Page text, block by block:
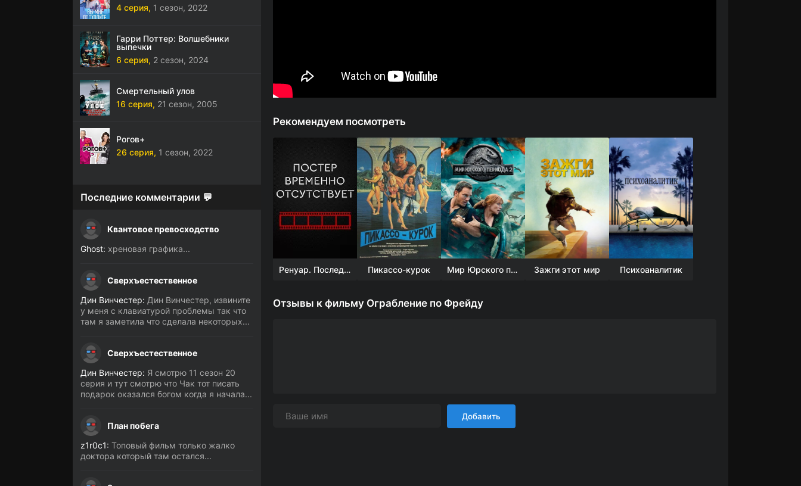
Рекомендуем посмотреть
Ренуар. Последняя любовь Пикассо-курок Мир Юрского периода 2 Зажги этот мир Психоаналитик
Отзывы к фильму Ограбление по Фрейду
Добавить
4 серия, 1 сезон, 2022
Гарри Поттер: Волшебники
выпечки
6 серия, 2 сезон, 2024
Смертельный улов
16 серия, 21 сезон, 2005
Рогов+
26 серия, 1 сезон, 2022
Последние комментарии 💬
Квантовое превосходство
Ghost: хреновая графика...
Сверхъестественное
Дин Винчестер: Дин Винчестер, извините
у меня с клавиатурой проблемы так что
там я заметила что сделала некоторых...
Сверхъестественное
Дин Винчестер: Я смотрю 11 сезон 20
серия и тут смотрю что Чак тот писать
подарок оказался богом когда я начала...
План побега
z1r0c1: Топовый фильм только жалко
доктора который там остался...